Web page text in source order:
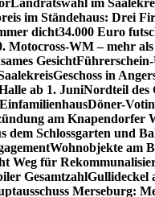
Landratswahl im
im Ständehaus: Drei
dicht34.000 Euro
Motocross-WM – mehr
Gesicht
Geschoss in
ab 1. JuniNordteil des
Döner-
am Knapendorfer
dem Schlossgarten und
Wohnobjekte am
Weg für
GesamtzahlGullideckel
Merseburg: